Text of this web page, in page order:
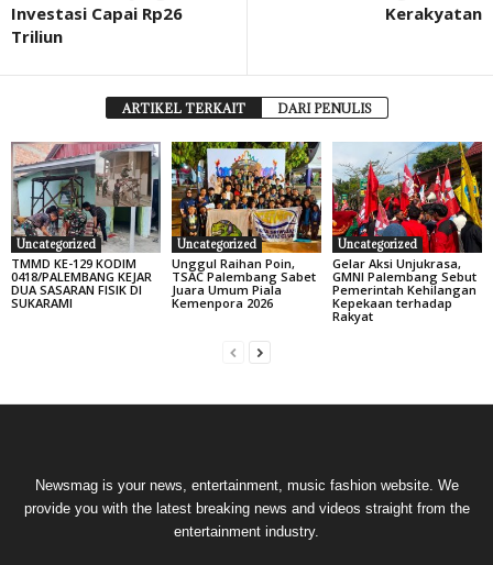
Investasi Capai Rp26
Triliun
Kerakyatan
ARTIKEL TERKAIT DARI PENULIS
Uncategorized
TMMD KE-129 KODIM
0418/PALEMBANG KEJAR
DUA SASARAN FISIK DI
SUKARAMI
Uncategorized
Unggul Raihan Poin,
TSAC Palembang Sabet
Juara Umum Piala
Kemenpora 2026
Uncategorized
Gelar Aksi Unjukrasa,
GMNI Palembang Sebut
Pemerintah Kehilangan
Kepekaan terhadap
Rakyat
Newsmag is your news, entertainment, music fashion website. We
provide you with the latest breaking news and videos straight from the
entertainment industry.